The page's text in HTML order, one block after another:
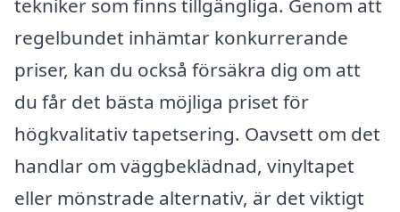
tekniker som finns tillgängliga. Genom att
regelbundet inhämtar konkurrerande
priser, kan du också försäkra dig om att
du får det bästa möjliga priset för
högkvalitativ tapetsering. Oavsett om det
handlar om väggbeklädnad, vinyltapet
eller mönstrade alternativ, är det viktigt